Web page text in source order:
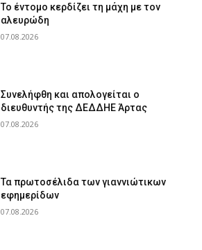
Το έντομο κερδίζει τη μάχη με τον
αλευρώδη
07.08.2026
Συνελήφθη και απολογείται ο
διευθυντής της ΔΕΔΔΗΕ Άρτας
07.08.2026
Τα πρωτοσέλιδα των γιαννιώτικων
εφημερίδων
07.08.2026